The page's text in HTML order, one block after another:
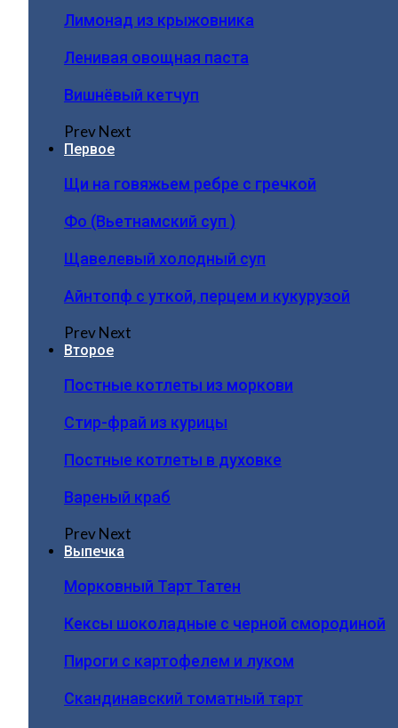
Лимонад из крыжовника
Ленивая овощная паста
Вишнёвый кетчуп
PrevNext
Первое
Щи на говяжьем ребре с гречкой
Фо (Вьетнамский суп )
Щавелевый холодный суп
Айнтопф с уткой, перцем и кукурузой
PrevNext
Второе
Постные котлеты из моркови
Стир-фрай из курицы
Постные котлеты в духовке
Вареный краб
PrevNext
Выпечка
Морковный Тарт Татен
Кексы шоколадные с черной смородиной
Пироги c картофелем и луком
Скандинавский томатный тарт